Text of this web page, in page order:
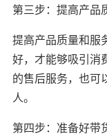
第三步：提高产品
提高产品质量和服
好，才能够吸引消
的售后服务，也可
人。
第四步：准备好带